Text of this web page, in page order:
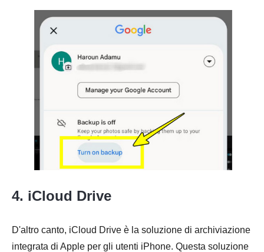
4. iCloud Drive
D'altro canto, iCloud Drive è la soluzione di archiviazione
integrata di Apple per gli utenti iPhone. Questa soluzione